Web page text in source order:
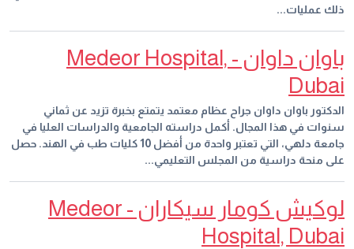
ذلك عمليات...
باوان داوان - Medeor Hospital,
Dubai
الدكتور باوان داوان جراح عظام معتمد يتمتع بخبرة تزيد عن ثماني
سنوات في هذا المجال. أكمل دراسته الجامعية والدراسات العليا في
جامعة دلهي، التي تعتبر واحدة من أفضل 10 كليات طب في الهند. حصل
على منحة دراسية من المجلس التعليمي...
لوكيش كومار سيكاران - Medeor
Hospital, Dubai